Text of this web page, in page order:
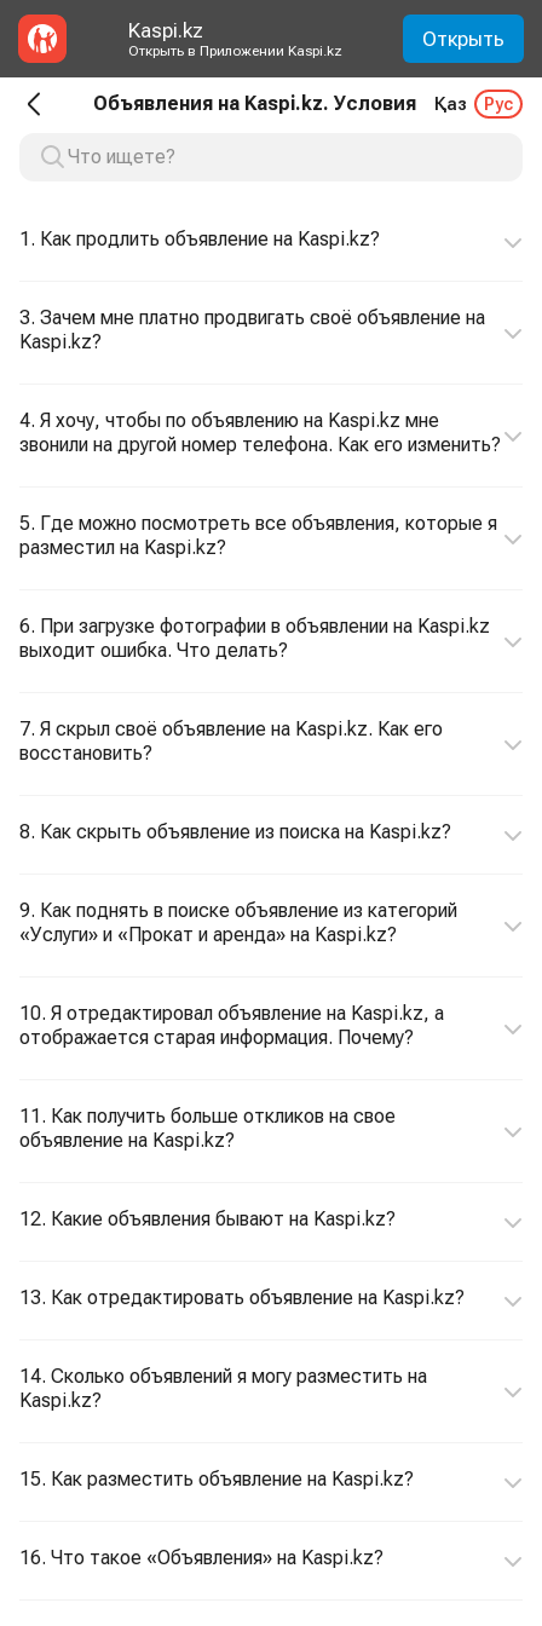
Kaspi.kz
Открыть в Приложении Kaspi.kz Открыть
Объявления на Kaspi.kz. Условия Қаз Рус
1. Как продлить объявление на Kaspi.kz?
3. Зачем мне платно продвигать своё объявление на
Kaspi.kz?
4. Я хочу, чтобы по объявлению на Kaspi.kz мне
звонили на другой номер телефона. Как его изменить?
5. Где можно посмотреть все объявления, которые я
разместил на Kaspi.kz?
6. При загрузке фотографии в объявлении на Kaspi.kz
выходит ошибка. Что делать?
7. Я скрыл своё объявление на Kaspi.kz. Как его
восстановить?
8. Как скрыть объявление из поиска на Kaspi.kz?
9. Как поднять в поиске объявление из категорий
«Услуги» и «Прокат и аренда» на Kaspi.kz?
10. Я отредактировал объявление на Kaspi.kz, а
отображается старая информация. Почему?
11. Как получить больше откликов на свое
объявление на Kaspi.kz?
12. Какие объявления бывают на Kaspi.kz?
13. Как отредактировать объявление на Kaspi.kz?
14. Сколько объявлений я могу разместить на
Kaspi.kz?
15. Как разместить объявление на Kaspi.kz?
16. Что такое «Объявления» на Kaspi.kz?